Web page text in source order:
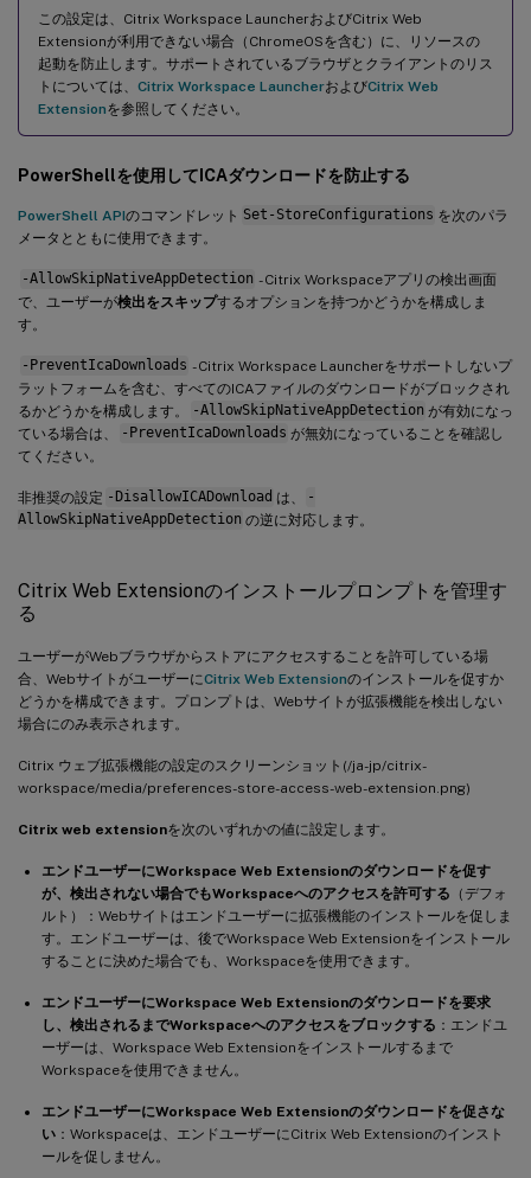
この設定は、Citrix Workspace LauncherおよびCitrix Web
Extensionが利用できない場合（ChromeOSを含む）に、リソースの
起動を防止します。サポートされているブラウザとクライアントのリス
トについては、 Citrix Workspace LauncherおよびCitrix Web
Extensionを参照してください。
PowerShellを使用してICAダウンロードを防止する
PowerShell APIのコマンドレット Set-StoreConfigurations を次のパラ
メータとともに使用できます。
-AllowSkipNativeAppDetection - Citrix Workspaceアプリの検出画面
で、ユーザーが検出をスキップするオプションを持つかどうかを構成しま
す。
-PreventIcaDownloads - Citrix Workspace Launcherをサポートしないプ
ラットフォームを含む、すべてのICAファイルのダウンロードがブロックされ
るかどうかを構成します。
-AllowSkipNativeAppDetection が有効になっ
ている場合は、
-PreventIcaDownloads が無効になっていることを確認し
てください。
非推奨の設定 -DisallowICADownload は、
-
AllowSkipNativeAppDetection の逆に対応します。
Citrix Web Extensionのインストールプロンプトを管理す
る
ユーザーがWebブラウザからストアにアクセスすることを許可している場
合、WebサイトがユーザーにCitrix Web Extensionのインストールを促すか
どうかを構成できます。プロンプトは、Webサイトが拡張機能を検出しない
場合にのみ表示されます。
Citrix ウェブ拡張機能の設定のスクリーンショット(/ja-jp/citrix-
workspace/media/preferences-store-access-web-extension.png)
Citrix web extensionを次のいずれかの値に設定します。
エンドユーザーにWorkspace Web Extensionのダウンロードを促す
が、検出されない場合でもWorkspaceへのアクセスを許可する （デフォ
ルト）：Webサイトはエンドユーザーに拡張機能のインストールを促しま
す。エンドユーザーは、後でWorkspace Web Extensionをインストール
することに決めた場合でも、Workspaceを使用できます。
エンドユーザーにWorkspace Web Extensionのダウンロードを要求
し、検出されるまでWorkspaceへのアクセスをブロックする ：エンドユ
ーザーは、Workspace Web Extensionをインストールするまで
Workspaceを使用できません。
エンドユーザーにWorkspace Web Extensionのダウンロードを促さな
い ：Workspaceは、エンドユーザーにCitrix Web Extensionのインスト
ールを促しません。